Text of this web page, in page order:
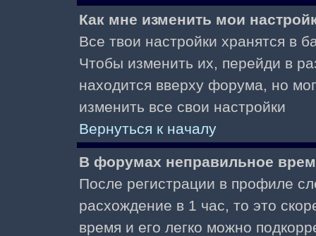
Как мне изменить мои
Все твои настройки хранятся в
Чтобы изменить их, перейди в
находится вверху форума, но
изменить все свои настройки
Вернуться к началу
В форумах неправильное
После регистрации в профиле
расхождение в 1 час, то это
время и его легко можно